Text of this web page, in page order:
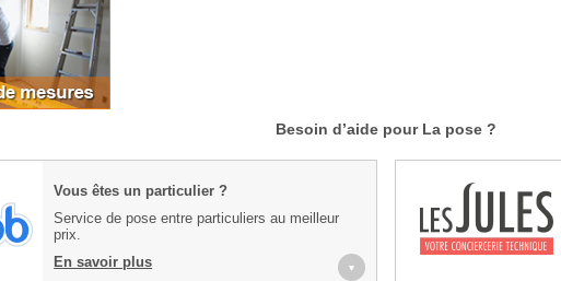
Besoin d’aide pour La pose ?
Vous êtes un particulier ?
Service de pose entre particuliers au meilleur
prix.
En savoir plus
▼